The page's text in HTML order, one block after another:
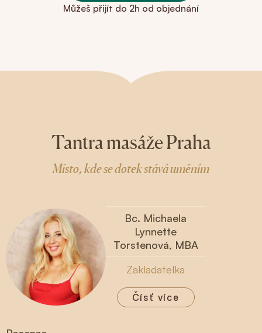
Můžeš přijít do 2h od objednání
Tantra masáže Praha
Místo, kde se dotek stává uměním
Bc. Michaela
Lynnette
Torstenová, MBA
Zakladatelka
Čísť více